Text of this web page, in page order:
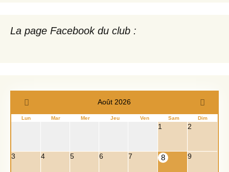
La page Facebook du club :
Août 2026
Lun Mar Mer Jeu Ven Sam Dim
1 2
3 4 5 6 7 8 9